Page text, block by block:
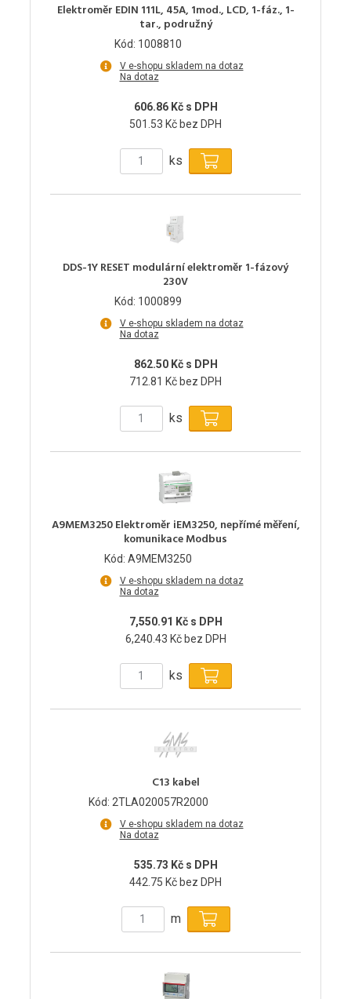
Elektroměr EDIN 111L, 45A, 1mod., LCD, 1-fáz., 1-
tar., podružný
Kód: 1008810
V e-shopu skladem na dotaz
Na dotaz
606.86 Kč s DPH
501.53 Kč bez DPH
ks
DDS-1Y RESET modulární elektroměr 1-fázový
230V
Kód: 1000899
V e-shopu skladem na dotaz
Na dotaz
862.50 Kč s DPH
712.81 Kč bez DPH
ks
A9MEM3250 Elektroměr iEM3250, nepřímé měření,
komunikace Modbus
Kód: A9MEM3250
V e-shopu skladem na dotaz
Na dotaz
7,550.91 Kč s DPH
6,240.43 Kč bez DPH
ks
C13 kabel
Kód: 2TLA020057R2000
V e-shopu skladem na dotaz
Na dotaz
535.73 Kč s DPH
442.75 Kč bez DPH
m